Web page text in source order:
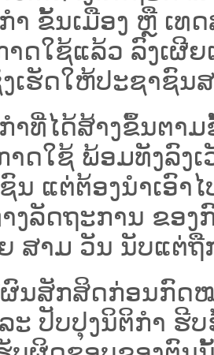
ຂັ້ນເມືອງ ຫຼື ເທ
າດໃຊ້ແລ້ວ ລົງ​ເຜີ
ເຮັດໃຫ້ປະຊາຊົນສ
າທີ່ໄດ້ສ້າງຂຶ້ນຕາ
າດໃຊ້ ພ້ອມທັງລົງ
ນ ແຕ່ຕ້ອງນໍາເອົາ
ງ​ລັດ​ຖະ​ການ​ ຂອ
ສາມ ວັນ ນັບແຕ່ຖື
ນ​ສັກ​ສິດ​ກ່ອນ​ກົດ​ໝ
ະ ປັບ​ປຸງນິ​ຕິ​ກຳ ຮີ